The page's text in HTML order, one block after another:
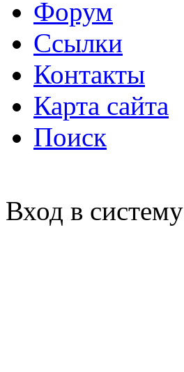
Форум
Ссылки
Контакты
Карта сайта
Поиск
Вход в систему